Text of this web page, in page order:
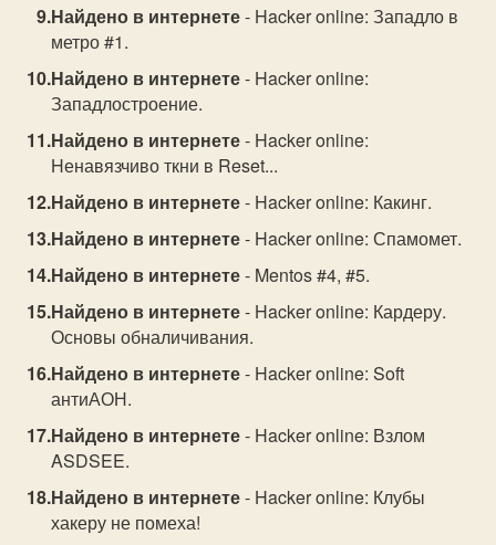
Найдено в интернете- Hacker online: Западло в
метро #1.
Найдено в интернете- Hacker online:
Западлостроение.
Найдено в интернете- Hacker online:
Hенавязчиво ткни в Reset...
Найдено в интернете- Hacker online: Какинг.
Найдено в интернете- Hacker online: Спамомет.
Найдено в интернете- Mentos #4, #5.
Найдено в интернете- Hacker online: Кардеру.
Основы обналичивания.
Найдено в интернете- Hacker online: Soft
антиАОН.
Найдено в интернете- Hacker online: Взлом
ASDSEE.
Найдено в интернете- Hacker online: Клубы
хакеру не помеха!